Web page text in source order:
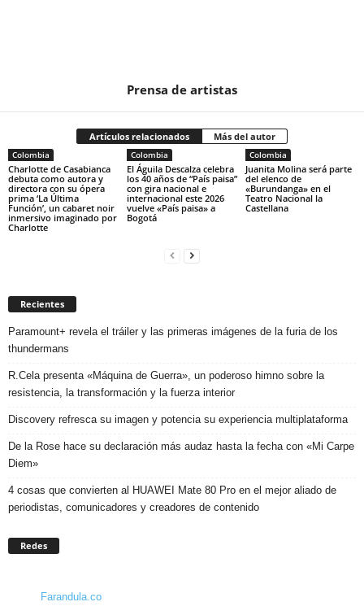
Prensa de artistas
Artículos relacionados Más del autor
Colombia
Charlotte de Casabianca
debuta como autora y
directora con su ópera
prima ‘La Última
Función’, un cabaret noir
inmersivo imaginado por
Charlotte
Colombia
El Águila Descalza celebra
los 40 años de “País paisa”
con gira nacional e
internacional este 2026
vuelve «País paisa» a
Bogotá
Colombia
Juanita Molina será parte
del elenco de
«Burundanga» en el
Teatro Nacional la
Castellana
Recientes
Paramount+ revela el tráiler y las primeras imágenes de la furia de los
thundermans
R.Cela presenta «Máquina de Guerra», un poderoso himno sobre la
resistencia, la transformación y la fuerza interior
Discovery refresca su imagen y potencia su experiencia multiplataforma
De la Rose hace su declaración más audaz hasta la fecha con «Mi Carpe
Diem»
4 cosas que convierten al HUAWEI Mate 80 Pro en el mejor aliado de
periodistas, comunicadores y creadores de contenido
Redes
Farandula.co